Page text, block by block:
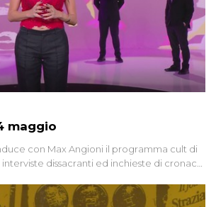
maggio
con Max Angioni il programma cult di
dissacranti ed inchieste di cronaca